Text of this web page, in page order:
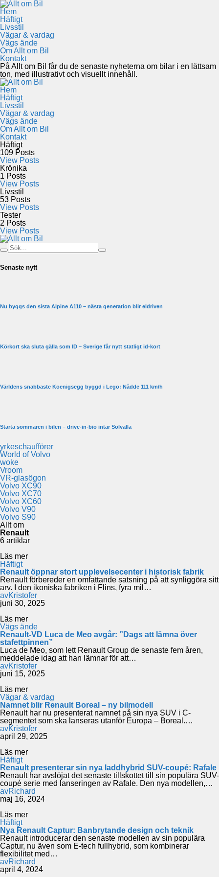
Hem
Häftigt
Livsstil
Vägar & vardag
Vägs ände
Om Allt om Bil
Kontakt
På Allt om Bil får du de senaste nyheterna om bilar i en lättsam
ton, med illustrativt och visuellt innehåll.
Hem
Häftigt
Livsstil
Vägar & vardag
Vägs ände
Om Allt om Bil
Kontakt
Häftigt
109 Posts
View Posts
Krönika
1 Posts
View Posts
Livsstil
53 Posts
View Posts
Tester
2 Posts
View Posts
Senaste nytt
Nu byggs den sista Alpine A110 – nästa generation blir eldriven
Körkort ska sluta gälla som ID – Sverige får nytt statligt id-kort
Världens snabbaste Koenigsegg byggd i Lego: Nådde 111 km/h
Starta sommaren i bilen – drive-in-bio intar Solvalla
yrkeschaufförer
World of Volvo
woke
Vroom
VR-glasögon
Volvo XC90
Volvo XC70
Volvo XC60
Volvo V90
Volvo S90
Allt om
Renault
6 artiklar
Läs mer
Häftigt
Renault öppnar stort upplevelsecenter i historisk fabrik
Renault förbereder en omfattande satsning på att synliggöra sitt
arv. I den ikoniska fabriken i Flins, fyra mil…
avKristofer
juni 30, 2025
Läs mer
Vägs ände
Renault-VD Luca de Meo avgår: ”Dags att lämna över
stafettpinnen”
Luca de Meo, som lett Renault Group de senaste fem åren,
meddelade idag att han lämnar för att…
avKristofer
juni 15, 2025
Läs mer
Vägar & vardag
Namnet blir Renault Boreal – ny bilmodell
Renault har nu presenterat namnet på sin nya SUV i C-
segmentet som ska lanseras utanför Europa – Boreal.…
avKristofer
april 29, 2025
Läs mer
Häftigt
Renault presenterar sin nya laddhybrid SUV-coupé: Rafale
Renault har avslöjat det senaste tillskottet till sin populära SUV-
coupé serie med lanseringen av Rafale. Den nya modellen,…
avRichard
maj 16, 2024
Läs mer
Häftigt
Nya Renault Captur: Banbrytande design och teknik
Renault introducerar den senaste modellen av sin populära
Captur, nu även som E-tech fullhybrid, som kombinerar
flexibilitet med…
avRichard
april 4, 2024